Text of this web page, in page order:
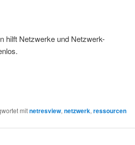
hilft Netzwerke und Netzwerk-
mitnetresview, netzwerk, ressourcen